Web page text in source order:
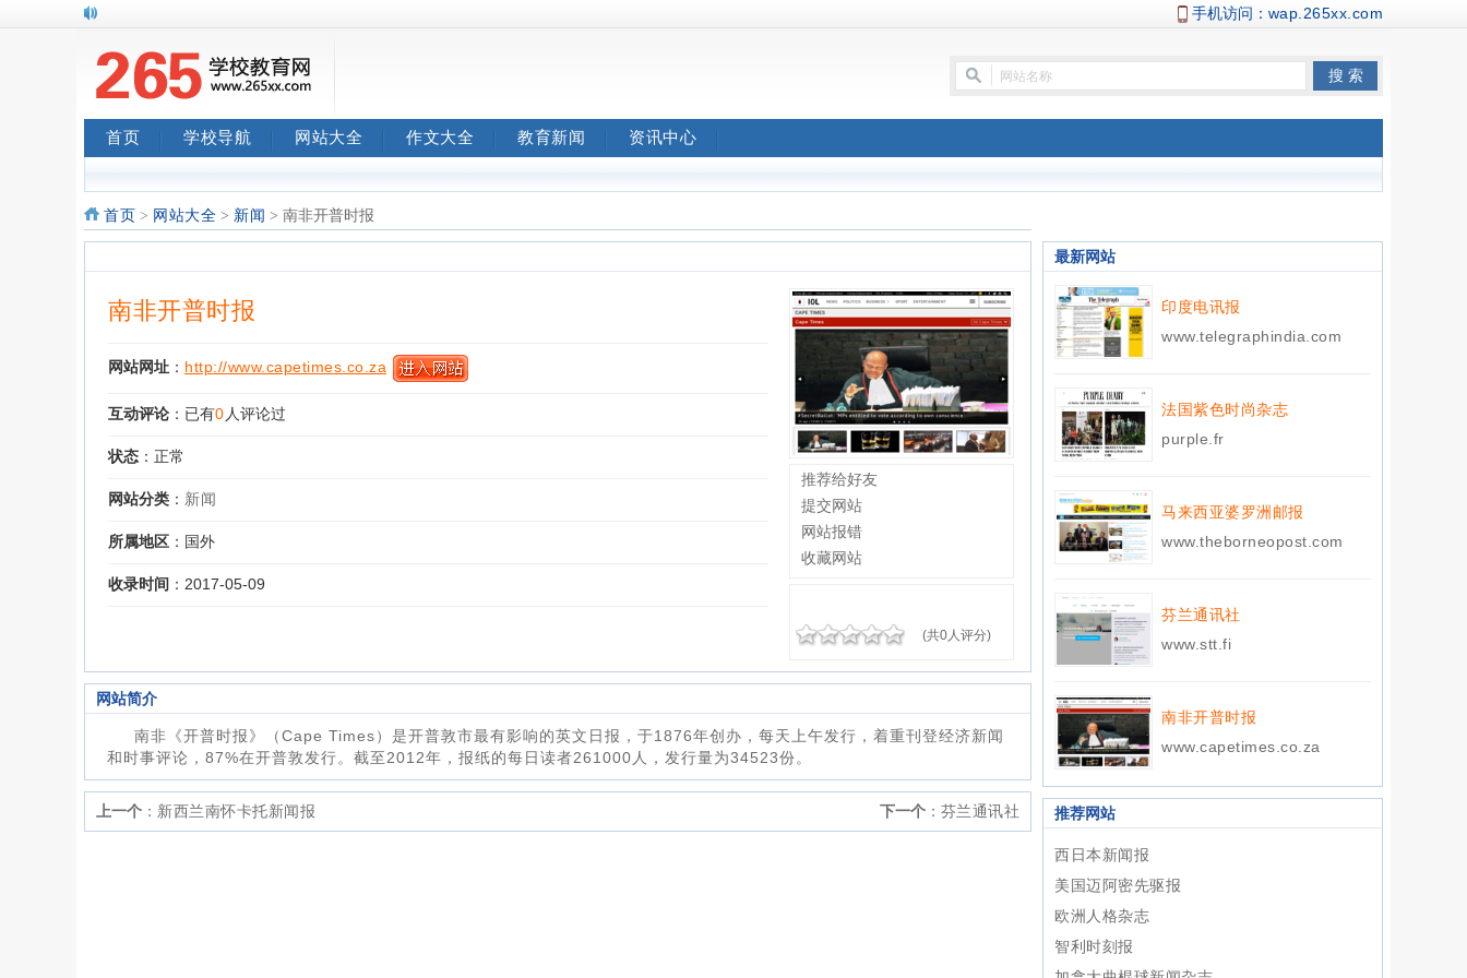
手机访问： wap.265xx.com
首页 学校导航 网站大全 作文大全 教育新闻 资讯中心
首页 > 网站大全 > 新闻 > 南非开普时报
南非开普时报
网站网址 ： http://www.capetimes.co.za
互动评论 ：已有0 人评论过
状态 ：正常
网站分类 ： 新闻
所属地区 ：国外
收录时间 ：2017-05-09
推荐给好友
提交网站
网站报错
收藏网站
(共0人评分)
网站简介
南非《开普时报》（Cape Times）是开普敦市最有影响的英文日报，于1876年创办，每天上午发行，着重刊登经济新闻
和时事评论，87%在开普敦发行。截至2012年，报纸的每日读者261000人，发行量为34523份。
上一个 ： 新西兰南怀卡托新闻报 下一个： 芬兰通讯社
最新网站
印度电讯报
www.telegraphindia.com
法国紫色时尚杂志
purple.fr
马来西亚婆罗洲邮报
www.theborneopost.com
芬兰通讯社
www.stt.fi
南非开普时报
www.capetimes.co.za
推荐网站
西日本新闻报
美国迈阿密先驱报
欧洲人格杂志
智利时刻报